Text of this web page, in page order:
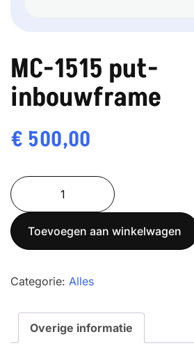
MC-1515 put-
inbouwframe
€ 500,00
MC-
1515
put-
inbouwframe
Toevoegen aan winkelwagen
Categorie: Alles
Overige informatie